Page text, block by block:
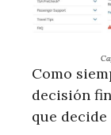
Como
decisión
que